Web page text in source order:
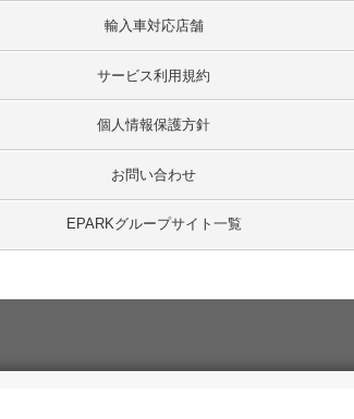
輸入車対応店舗
サービス利用規約
個人情報保護方針
お問い合わせ
EPARKグループサイト一覧